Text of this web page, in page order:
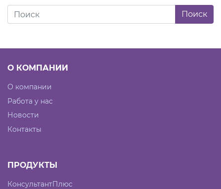
О КОМПАНИИ
О компании
Работа у нас
Новости
Контакты
ПРОДУКТЫ
КонсультантПлюс